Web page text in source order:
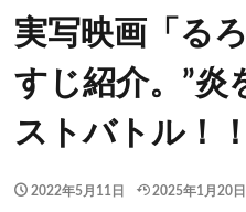
実写映画「る
すじ紹介。”炎
ストバトル！！
2022年5月11日 2025年1月20日